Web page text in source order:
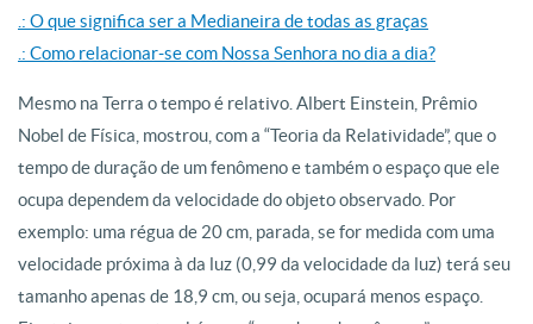
.: O que significa ser a Medianeira de todas as graças
.: Como relacionar-se com Nossa Senhora no dia a dia?
Mesmo na Terra o tempo é relativo. Albert Einstein, Prêmio
Nobel de Física, mostrou, com a “Teoria da Relatividade”, que o
tempo de duração de um fenômeno e também o espaço que ele
ocupa dependem da velocidade do objeto observado. Por
exemplo: uma régua de 20 cm, parada, se for medida com uma
velocidade próxima à da luz (0,99 da velocidade da luz) terá seu
tamanho apenas de 18,9 cm, ou seja, ocupará menos espaço.